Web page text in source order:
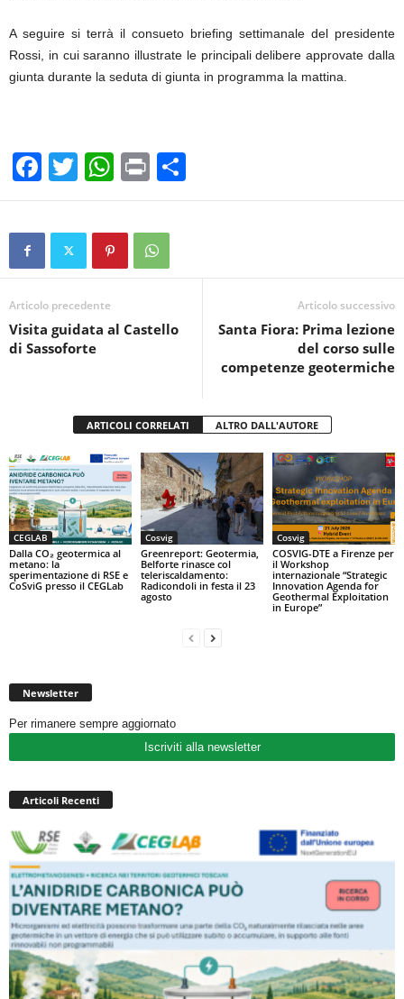
A seguire si terrà il consueto briefing settimanale del presidente
Rossi, in cui saranno illustrate le principali delibere approvate dalla
giunta durante la seduta di giunta in programma la mattina.
F
a
c
b
o
o
T
wi
tt
W
h
at
s
A
p
Pr
in
t
o
vi
Articolo precedente
Visita guidata al Castello
di Sassoforte
Articolo successivo
Santa Fiora: Prima lezione
del corso sulle
competenze geotermiche
ARTICOLI CORRELATI ALTRO DALL'AUTORE
CEGLAB
Dalla CO₂ geotermica al
metano: la
sperimentazione di RSE e
CoSviG presso il CEGLab
Cosvig
Greenreport: Geotermia,
Belforte rinasce col
teleriscaldamento:
Radicondoli in festa il 23
agosto
Cosvig
COSVIG-DTE a Firenze per
il Workshop
internazionale “Strategic
Innovation Agenda for
Geothermal Exploitation
in Europe”
Newsletter
Per rimanere sempre aggiornato
Iscriviti alla newsletter
Articoli Recenti